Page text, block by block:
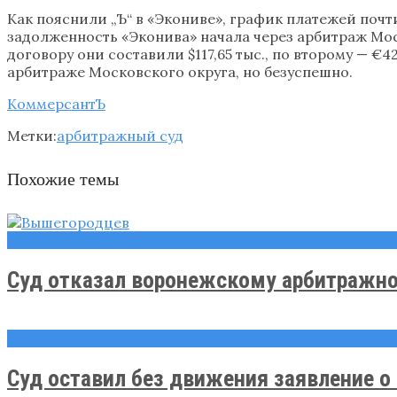
Как пояснили „Ъ“ в «Экониве», график платежей
задолженность «Эконива» начала через арбитраж
договору они составили $117,65 тыс., по второму —
арбитраже Московского округа, но безуспешно.
КоммерсантЪ
Метки:арбитражный суд
Похожие темы
Суд отказал воронежскому
Суд оставил без движения заявление о